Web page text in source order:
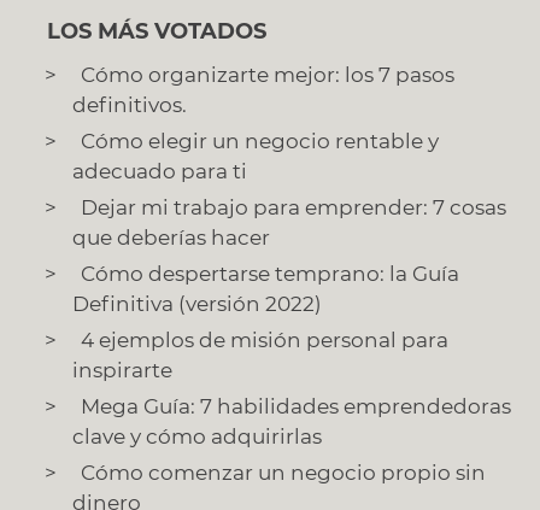
LOS MÁS VOTADOS
Cómo organizarte mejor: los 7 pasos
definitivos.
Cómo elegir un negocio rentable y
adecuado para ti
Dejar mi trabajo para emprender: 7 cosas
que deberías hacer
Cómo despertarse temprano: la Guía
Definitiva (versión 2022)
4 ejemplos de misión personal para
inspirarte
Mega Guía: 7 habilidades emprendedoras
clave y cómo adquirirlas
Cómo comenzar un negocio propio sin
dinero